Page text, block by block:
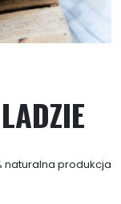
naturalna produkcja